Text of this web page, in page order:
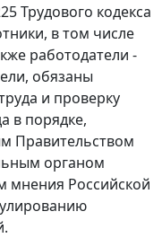
Трудового кодекса
в том числе
работодатели -
обязаны
и проверку
в порядке,
Правительством
органом
мнения Российской